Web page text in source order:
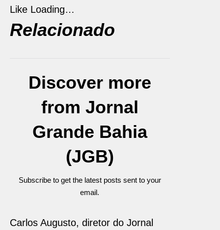
Like Loading…
Relacionado
Discover more
from Jornal
Grande Bahia
(JGB)
Subscribe to get the latest posts sent to your
email.
Carlos Augusto, diretor do Jornal